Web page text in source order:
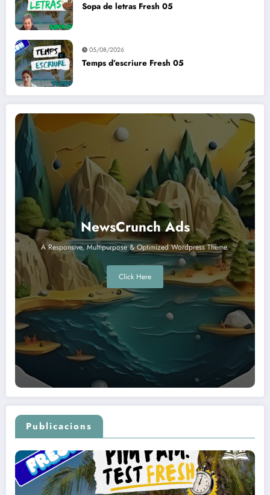
Sopa de letras Fresh 05
05/08/2026
Temps d’escriure Fresh 05
NewsCrunch Ads
A Responsive, Multipurpose & Optimized Wordpress Theme.
Click Here
Publicacions